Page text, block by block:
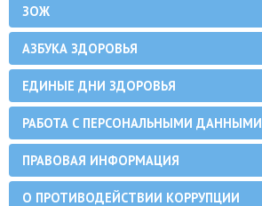
ЗОЖ
АЗБУКА ЗДОРОВЬЯ
ЕДИНЫЕ ДНИ ЗДОРОВЬЯ
РАБОТА С ПЕРСОНАЛЬНЫМИ ДАННЫМИ
ПРАВОВАЯ ИНФОРМАЦИЯ
О ПРОТИВОДЕЙСТВИИ КОРРУПЦИИ